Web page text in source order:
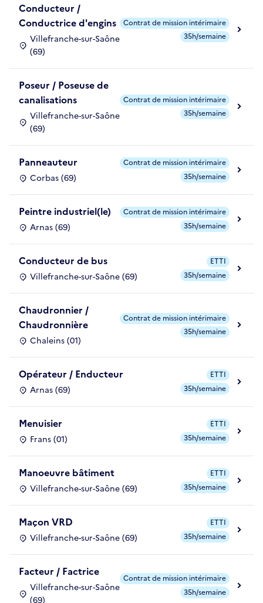
Conducteur /
Conductrice d'engins
Villefranche-sur-Saône
(69)
Contrat de mission intérimaire
35h/semaine
Poseur / Poseuse de
canalisations
Villefranche-sur-Saône
(69)
Contrat de mission intérimaire
35h/semaine
Panneauteur
Corbas (69)
Contrat de mission intérimaire
35h/semaine
Peintre industriel(le)
Arnas (69)
Contrat de mission intérimaire
35h/semaine
Conducteur de bus
Villefranche-sur-Saône (69)
ETTI
35h/semaine
Chaudronnier /
Chaudronnière
Chaleins (01)
Contrat de mission intérimaire
35h/semaine
Opérateur / Enducteur
Arnas (69)
ETTI
35h/semaine
Menuisier
Frans (01)
ETTI
35h/semaine
Manoeuvre bâtiment
Villefranche-sur-Saône (69)
ETTI
35h/semaine
Maçon VRD
Villefranche-sur-Saône (69)
ETTI
35h/semaine
Facteur / Factrice
Villefranche-sur-Saône
(69)
Contrat de mission intérimaire
35h/semaine